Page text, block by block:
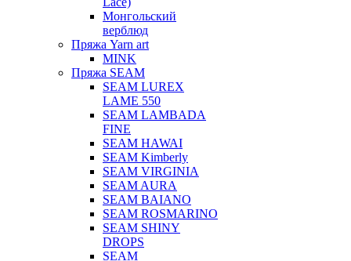
Монгольский
верблюд
Пряжа Yarn art
MINK
Пряжа SEAM
SEAM LUREX
LAME 550
SEAM LAMBADA
FINE
SEAM HAWAI
SEAM Kimberly
SEAM VIRGINIA
SEAM AURA
SEAM BAIANO
SEAM ROSMARINO
SEAM SHINY
DROPS
SEAM